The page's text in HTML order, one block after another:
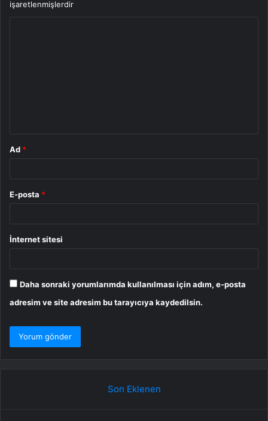
işaretlenmişlerdir
Ad *
E-posta *
İnternet sitesi
Daha sonraki yorumlarımda kullanılması için adım, e-posta
adresim ve site adresim bu tarayıcıya kaydedilsin.
Son Eklenen